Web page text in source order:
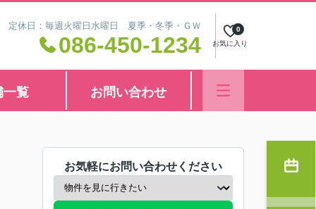
定休日：毎週火曜日水曜日 夏季・冬季・ＧＷ
086-450-1234 お気に入り
0
一覧 お問い合わせ
お気軽にお問い合わせください